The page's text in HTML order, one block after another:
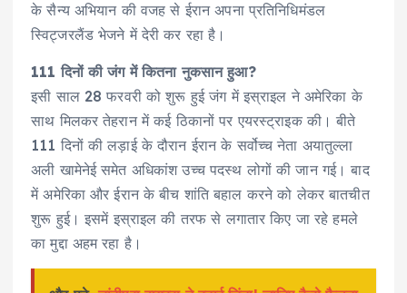
के सैन्य अभियान की वजह से ईरान अपना प्रतिनिधिमंडल
स्विट्जरलैंड भेजने में देरी कर रहा है।
111 दिनों की जंग में कितना नुकसान हुआ?
इसी साल 28 फरवरी को शुरू हुई जंग में इस्राइल ने अमेरिका के
साथ मिलकर तेहरान में कई ठिकानों पर एयरस्ट्राइक की। बीते
111 दिनों की लड़ाई के दौरान ईरान के सर्वोच्च नेता अयातुल्ला
अली खामेनेई समेत अधिकांश उच्च पदस्थ लोगों की जान गई। बाद
में अमेरिका और ईरान के बीच शांति बहाल करने को लेकर बातचीत
शुरू हुई। इसमें इस्राइल की तरफ से लगातार किए जा रहे हमले
का मुद्दा अहम रहा है।